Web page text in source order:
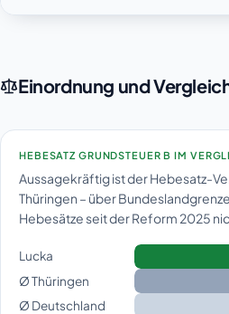
Einordnung und
HEBESATZ GRUNDSTEUER B IM
Aussagekräftig ist der Hebesatz-
Thüringen – über
Hebesätze seit der Reform 2025
Lucka
Ø Thüringen
Ø Deutschland